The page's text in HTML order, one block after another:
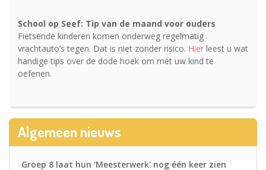
School op Seef: Tip van de maand voor ouders
Fietsende kinderen komen onderweg regelmatig
vrachtauto’s tegen. Dat is niet zonder risico. Hier leest u wat
handige tips over de dode hoek om met uw kind te
oefenen.
Algemeen nieuws
Groep 8 laat hun 'Meesterwerk' nog één keer zien